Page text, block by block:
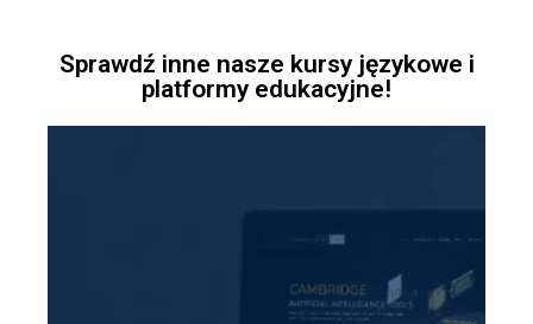
Sprawdź inne nasze kursy językowe i
platformy edukacyjne!